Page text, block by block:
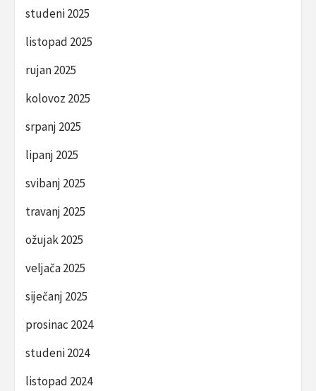
studeni 2025
listopad 2025
rujan 2025
kolovoz 2025
srpanj 2025
lipanj 2025
svibanj 2025
travanj 2025
ožujak 2025
veljača 2025
siječanj 2025
prosinac 2024
studeni 2024
listopad 2024